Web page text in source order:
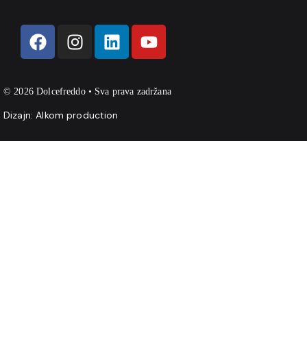
© 2026 Dolcefreddo • Sva prava zadržana
Dizajn:Alkom production